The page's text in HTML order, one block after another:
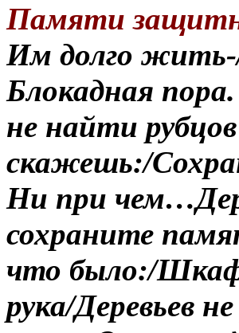
Памяти
Им долго жить
Блокадная
не найти
скажешь:/
Ни при чем…
сохраните
что было:/
рука/Деревьев